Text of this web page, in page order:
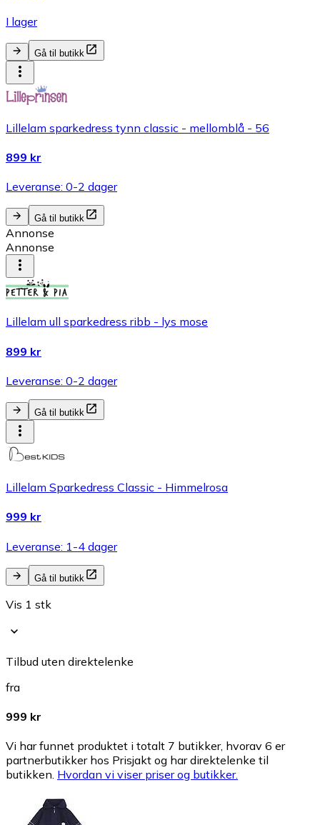
I lager
Gå til butikk
Lillelam sparkedress tynn classic - mellomblå - 56
899 kr
Leveranse: 0-2 dager
Gå til butikk
Annonse
Annonse
Lillelam ull sparkedress ribb - lys mose
899 kr
Leveranse: 0-2 dager
Gå til butikk
Lillelam Sparkedress Classic - Himmelrosa
999 kr
Leveranse: 1-4 dager
Gå til butikk
Vis 1 stk
Tilbud uten direktelenke
fra
999 kr
Vi har funnet produktet i totalt 7 butikker, hvorav 6 er
partnerbutikker hos Prisjakt og har direktelenke til
butikken. Hvordan vi viser priser og butikker.